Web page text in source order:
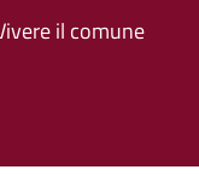
il comune